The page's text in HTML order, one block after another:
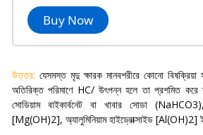
Buy Now
উত্তর: যেসমস্ত মৃদু ক্ষারক মানবশরীরে কোনো বিষক্রিয়া
অতিরিক্ত পরিমাণে HC/উৎপন্ন হলে তা প্রশমিত করে
সোডিয়াম বাইকার্বনেট বা খাবার সোডা (
[Mg(OH)2], অ্যালুমিনিয়াম হাইড্রোক্সাইড [Al(OH)2]